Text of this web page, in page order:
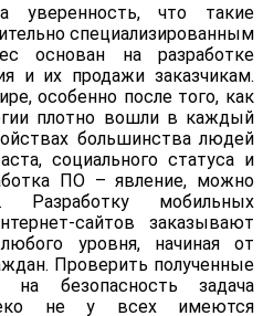
уверенность, что такие
специализированным
основан на разработке
и их продажи заказчикам.
особенно после того, как
плотно вошли в каждый
большинства людей
социального статуса и
ПО – явление, можно
Разработку мобильных
сайтов заказывают
уровня, начиная от
Проверить полученные
на безопасность задача
не у всех имеются